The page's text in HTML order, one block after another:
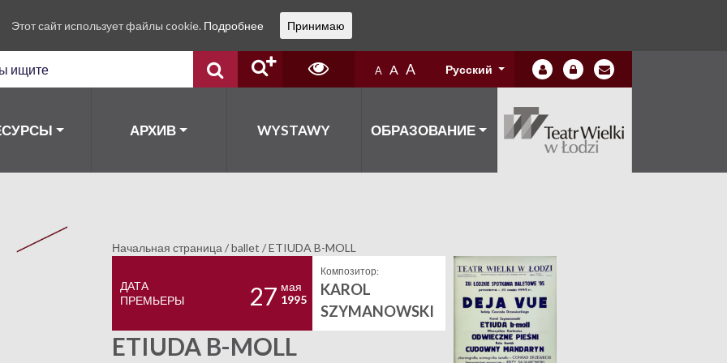
A A A Русский
АРХИВ WYSTAWY ОБРАЗОВАНИЕ
Начальная страница /ballet /ETIUDA B-MOLL
ДАТА
ПРЕМЬЕРЫ
27 мая
1995
Композитор:
KAROL
SZYMANOWSKI
ETIUDA B-MOLL
Этот сайт использует файлы cookie. Подробнее Принимаю